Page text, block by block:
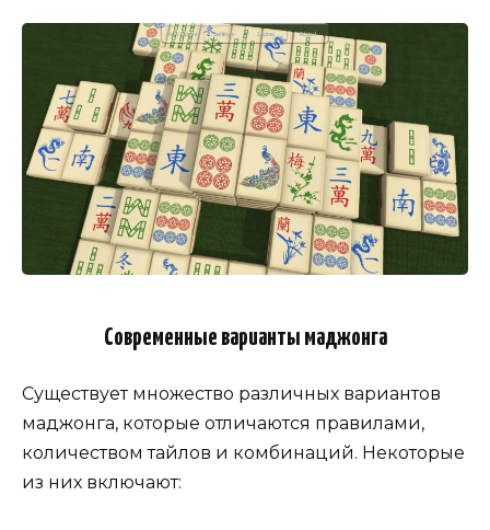
Современные варианты маджонга
Существует множество различных вариантов
маджонга, которые отличаются правилами,
количеством тайлов и комбинаций. Некоторые
из них включают: